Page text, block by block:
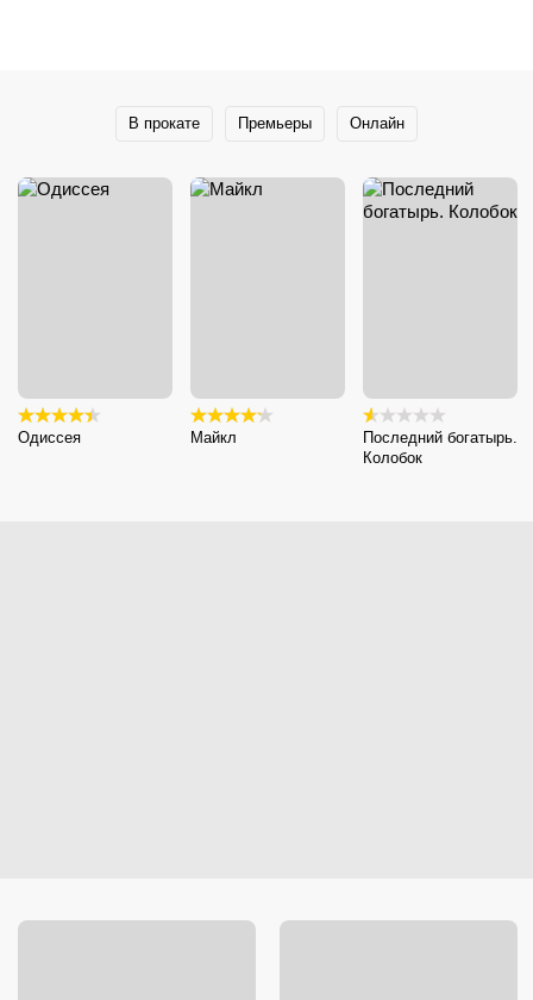
В прокате Премьеры Онлайн
Одиссея Майкл
Последний богатырь.
Колобок